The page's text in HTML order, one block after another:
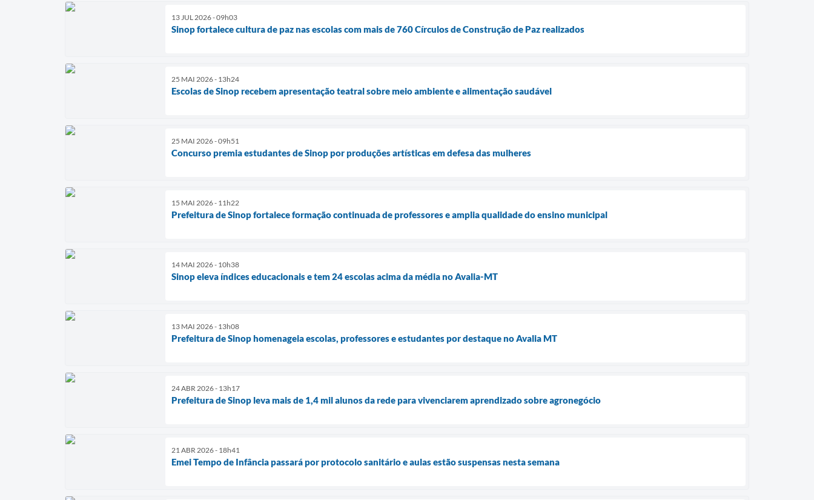
13 JUL 2026 - 09h03
Sinop fortalece cultura de paz nas escolas com mais de 760 Círculos de Construção de Paz realizados
25 MAI 2026 - 13h24
Escolas de Sinop recebem apresentação teatral sobre meio ambiente e alimentação saudável
25 MAI 2026 - 09h51
Concurso premia estudantes de Sinop por produções artísticas em defesa das mulheres
15 MAI 2026 - 11h22
Prefeitura de Sinop fortalece formação continuada de professores e amplia qualidade do ensino municipal
14 MAI 2026 - 10h38
Sinop eleva índices educacionais e tem 24 escolas acima da média no Avalia-MT
13 MAI 2026 - 13h08
Prefeitura de Sinop homenageia escolas, professores e estudantes por destaque no Avalia MT
24 ABR 2026 - 13h17
Prefeitura de Sinop leva mais de 1,4 mil alunos da rede para vivenciarem aprendizado sobre agronegócio
21 ABR 2026 - 18h41
Emei Tempo de Infância passará por protocolo sanitário e aulas estão suspensas nesta semana